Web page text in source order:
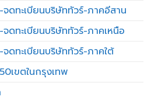
ดทะเบียนบริษัททัวร์-ภาคอีสาน
ดทะเบียนบริษัททัวร์-ภาคเหนือ
ดทะเบียนบริษัททัวร์-ภาคใต้
เขตในกรุงเทพ